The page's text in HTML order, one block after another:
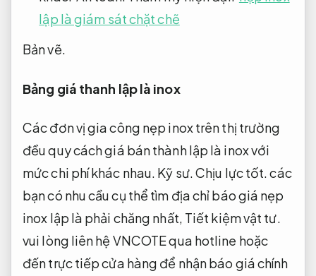
lập là giám sát chặt chẽ
Bản vẽ.
Bảng giá thanh lập là inox
Các đơn vị gia công nẹp inox trên thị trường
đều quy cách giá bán thành lập là inox với
mức chi phí khác nhau. Kỹ sư.Chịu lực tốt.các
bạn có nhu cầu cụ thể tìm địa chỉ báo giá nẹp
inox lập là phải chăng nhất, Tiết kiệm vật tư.
vui lòng liên hệ VNCOTE qua hotline hoặc
đến trực tiếp cửa hàng để nhận báo giá chính